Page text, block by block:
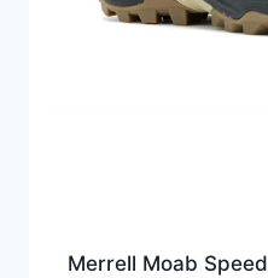
Merrell Moab